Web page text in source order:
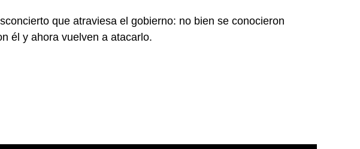
que atraviesa el gobierno: no bien se conocieron
él y ahora vuelven a atacarlo.